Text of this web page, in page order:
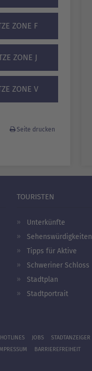
ZONE F
ZONE J
ZONE V
Seite drucken
TOURISTEN
Unterkünfte
Sehenswürdigkeiten
Tipps für Aktive
Schweriner Schloss
Stadtplan
Stadtportrait
JOBS
STADTANZEIGER
IMPRESSUM
BARRIEREFREIHEIT